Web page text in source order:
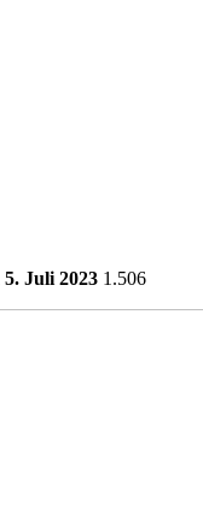
5. Juli 2023 1.506